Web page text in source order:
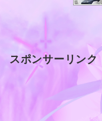
スポンサーリンク